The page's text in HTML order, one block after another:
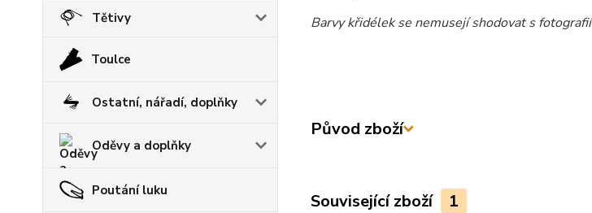
Tětivy
Toulce
Ostatní, nářadí, doplňky
Oděvy a doplňky
Poutání luku
Barvy křidélek se nemusejí shodovat s fotografií
Původ zboží
Související zboží 1